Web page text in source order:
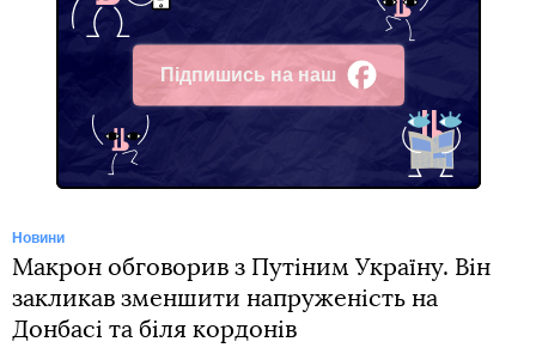
Підпишись на наш
Facebook
Новини
Макрон обговорив з Путіним Україну. Він
закликав зменшити напруженість на
Донбасі та біля кордонів